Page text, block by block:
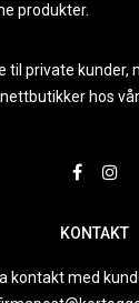
produkter.
til private kunder,
hos
KONTAKT
kontakt med